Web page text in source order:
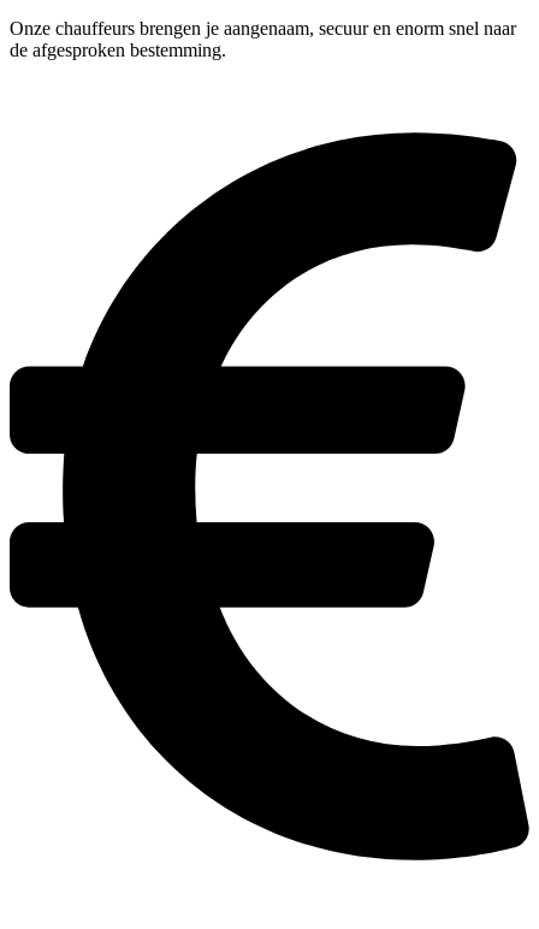
Onze chauffeurs brengen je aangenaam, secuur en enorm snel naar
de afgesproken bestemming.